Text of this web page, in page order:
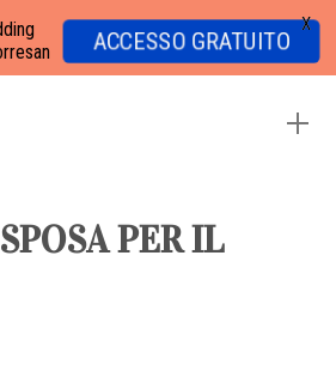
PER IL
ACCESSO GRATUITO
X